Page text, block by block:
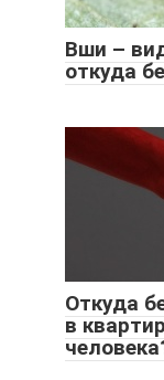
Вши –
откуда
Откуда
в